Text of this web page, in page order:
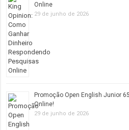
Online
29 de junho de 2026
Promoção Open English Junior
Online!
29 de junho de 2026